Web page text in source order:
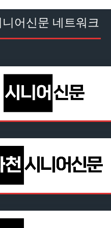
니어신문 네트워크